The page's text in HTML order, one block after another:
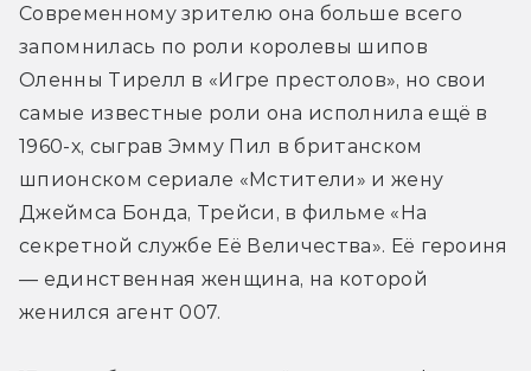
Современному зрителю она больше всего
запомнилась по роли королевы шипов
Оленны Тирелл в «Игре престолов», но свои
самые известные роли она исполнила ещё в
1960-х, сыграв Эмму Пил в британском
шпионском сериале «Мстители» и жену
Джеймса Бонда, Трейси, в фильме «На
секретной службе Её Величества». Её героиня
— единственная женщина, на которой
женился агент 007.